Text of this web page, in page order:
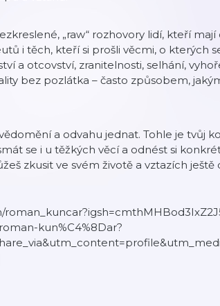
„raw“ rozhovory lidí, kteří mají
i těch, kteří si prošli věcmi, o kterých
a otcovství, zranitelnosti, selhání,
bez pozlátka – často způsobem,
a odvahu jednat. Tohle je tvůj
se i u těžkých věcí a odnést si
zkusit ve svém životě a vztazích ještě
kun%C4%8Dar?